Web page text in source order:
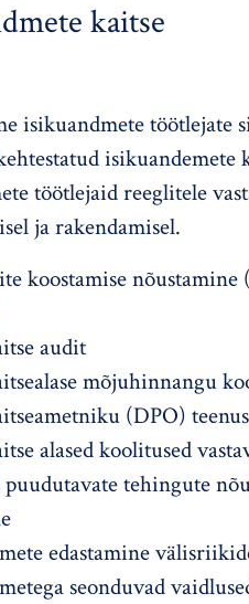
kaitse
isikuandmete töötlejate
isikuandemete
töötlejaid reeglitele
ja rakendamisel.
koostamise nõustamine
audit
mõjuhinnangu
(DPO)
alased koolitused
tehingute
edastamine
seonduvad